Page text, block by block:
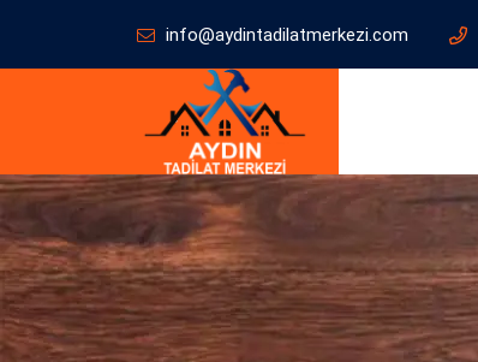
info@aydintadilatmerkezi.com